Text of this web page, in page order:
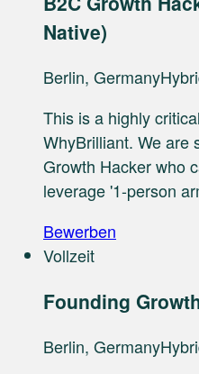
Native)
Berlin, Germany
This is a highly
WhyBrilliant. We are
Growth Hacker who
leverage '1-person
Bewerben
Vollzeit
Founding
Berlin, Germany